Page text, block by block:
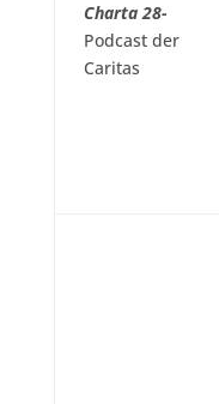
Charta 28-
Podcast der
Caritas